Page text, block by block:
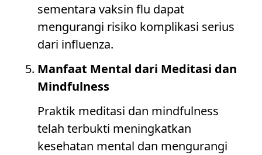
sementara vaksin flu dapat
mengurangi risiko komplikasi serius
dari influenza.
Manfaat Mental dari Meditasi dan
Mindfulness
Praktik meditasi dan mindfulness
telah terbukti meningkatkan
kesehatan mental dan mengurangi